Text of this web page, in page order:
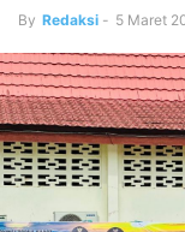
By Redaksi - 5 Maret